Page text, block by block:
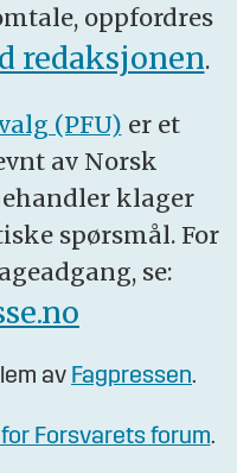
oppfordres
redaksjonen.
(PFU) er et
av Norsk
klager
spørsmål. For
se:
av Fagpressen.
Forsvarets forum.